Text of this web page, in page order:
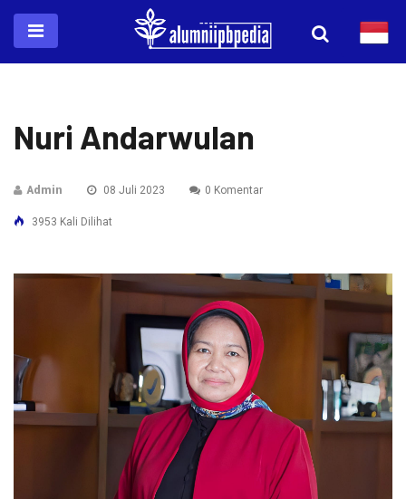
Nuri Andarwulan
Admin 08 Juli 2023 0 Komentar
3953 Kali Dilihat